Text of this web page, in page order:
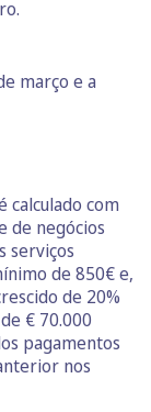
março e a
calculado com
de negócios
serviços
de 850€ e,
de 20%
€ 70.000
pagamentos
nos